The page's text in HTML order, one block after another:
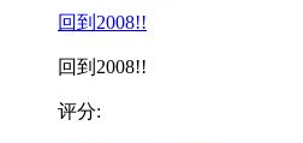
回到2008!!
回到2008!!
评分: